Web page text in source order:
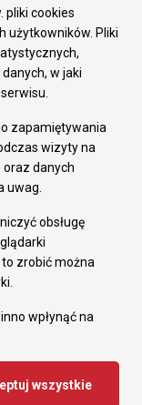
pliki cookies
użytkowników. Pliki
w jaki
zapamiętywania
wizyty na
danych
uwag.
obsługę
zrobić można
wpłynąć na
wszystkie